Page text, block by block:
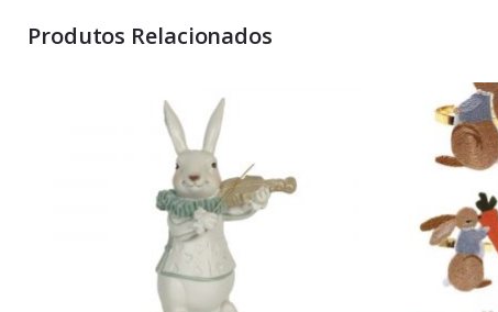
Produtos Relacionados